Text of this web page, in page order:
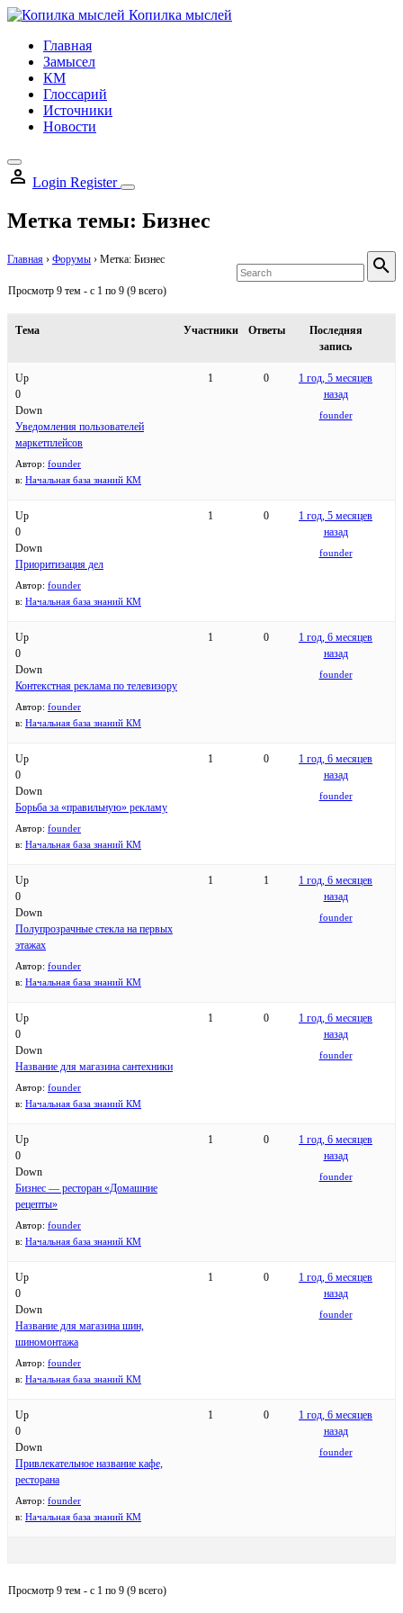
Skip
content
Копилка мыслей
Главная
Замысел
КМ
Глоссарий
Источники
Новости
Login Register
Метка темы: Бизнес
Главная › Форумы › Метка: Бизнес
Просмотр 9 тем - с 1 по 9 (9 всего)
Тема Участники Ответы
Последняя
запись
Up
0
Down
Уведомления пользователей
маркетплейсов
Автор: founder
в: Начальная база знаний КМ
1 0
1 год, 5 месяцев
назад
founder
Up
0
Down
Приоритизация дел
Автор: founder
в: Начальная база знаний КМ
1 0
1 год, 5 месяцев
назад
founder
Up
0
Down
Контекстная реклама по телевизору
Автор: founder
в: Начальная база знаний КМ
1 0
1 год, 6 месяцев
назад
founder
Up
0
Down
Борьба за «правильную» рекламу
Автор: founder
в: Начальная база знаний КМ
1 0
1 год, 6 месяцев
назад
founder
Up
0
Down
Полупрозрачные стекла на первых
этажах
Автор: founder
в: Начальная база знаний КМ
1 1
1 год, 6 месяцев
назад
founder
Up
0
Down
Название для магазина сантехники
Автор: founder
в: Начальная база знаний КМ
1 0
1 год, 6 месяцев
назад
founder
Up
0
Down
Бизнес — ресторан «Домашние
рецепты»
Автор: founder
в: Начальная база знаний КМ
1 0
1 год, 6 месяцев
назад
founder
Up
0
Down
Название для магазина шин,
шиномонтажа
Автор: founder
в: Начальная база знаний КМ
1 0
1 год, 6 месяцев
назад
founder
Up
0
Down
Привлекательное название кафе,
ресторана
Автор: founder
в: Начальная база знаний КМ
1 0
1 год, 6 месяцев
назад
founder
Просмотр 9 тем - с 1 по 9 (9 всего)